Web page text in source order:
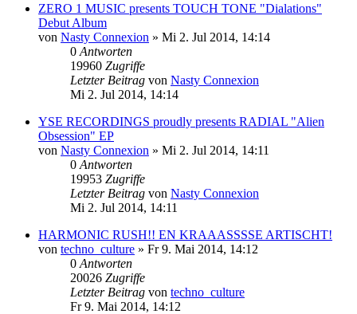
ZERO 1 MUSIC presents TOUCH TONE "Dialations"
Debut Album
von Nasty Connexion » Mi 2. Jul 2014, 14:14
0 Antworten
19960 Zugriffe
Letzter Beitrag von Nasty Connexion
Mi 2. Jul 2014, 14:14
YSE RECORDINGS proudly presents RADIAL "Alien
Obsession" EP
von Nasty Connexion » Mi 2. Jul 2014, 14:11
0 Antworten
19953 Zugriffe
Letzter Beitrag von Nasty Connexion
Mi 2. Jul 2014, 14:11
HARMONIC RUSH!! EN KRAAASSSSE ARTISCHT!
von techno_culture » Fr 9. Mai 2014, 14:12
0 Antworten
20026 Zugriffe
Letzter Beitrag von techno_culture
Fr 9. Mai 2014, 14:12